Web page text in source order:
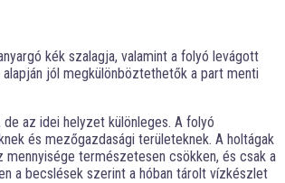
kék szalagja, valamint a folyó levágott
jól megkülönböztethetők a part menti
az idei helyzet különleges. A folyó
és mezőgazdasági területeknek. A holtágak
természetesen csökken, és csak a
a becslések szerint a hóban tárolt vízkészlet